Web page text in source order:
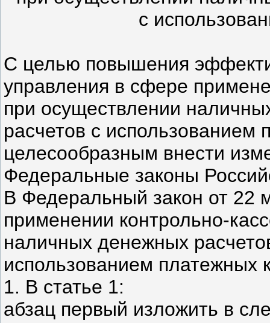
с
С целью повышения
управления в сфере
при осуществлении
расчетов с использованием
целесообразным внести
Федеральные законы
В Федеральный закон от
применении контрольно-
наличных денежных
использованием платежных
1. В статье 1:
абзац первый изложить в